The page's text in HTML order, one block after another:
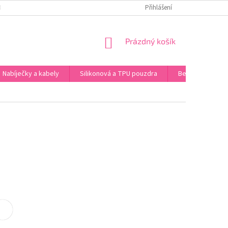
Přihlášení
NÁKUPNÍ
Prázdný košík
Nabíječky a kabely Silikonová a TPU pouzdra
Bezdrátová